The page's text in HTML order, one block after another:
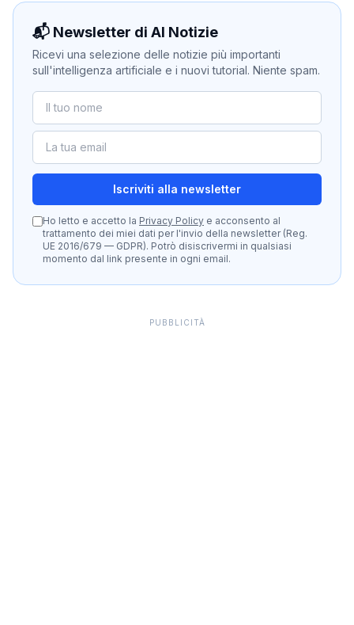
📬 Newsletter di AI Notizie
Ricevi una selezione delle notizie più importanti
sull'intelligenza artificiale e i nuovi tutorial. Niente spam.
Iscriviti alla newsletter
Ho letto e accetto la Privacy Policy e acconsento al
trattamento dei miei dati per l'invio della newsletter (Reg.
UE 2016/679 — GDPR). Potrò disiscrivermi in qualsiasi
momento dal link presente in ogni email.
PUBBLICITÀ